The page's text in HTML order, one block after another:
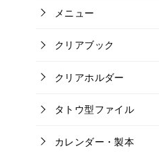
メニュー
クリアブック
クリアホルダー
タトウ型ファイル
カレンダー・製本